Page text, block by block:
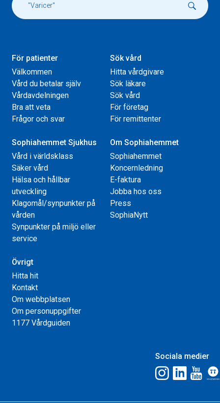
För patienter
Välkommen
Vård du betalar själv
Vårdavdelningen
Bra att veta
Frågor och svar
Sök vård
Hitta vårdgivare
Sök läkare
Sök vård
För företag
För remittenter
Sophiahemmet Sjukhus
Vård i världsklass
Säker vård
Hälsa och hållbar
utveckling
Klagomål/synpunkter på
vården
Synpunkter på miljö eller
service
Om Sophiahemmet
Sophiahemmet
Koncernledning
E-faktura
Jobba hos oss
Press
SophiaNytt
Övrigt
Hitta hit
Kontakt
Om webbplatsen
Om personuppgifter
1177 Vårdguiden
Sociala medier